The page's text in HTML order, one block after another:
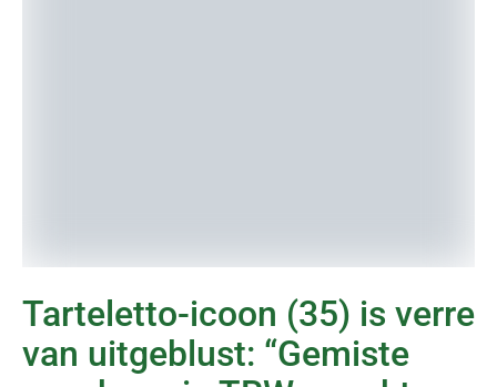
Tarteletto-icoon (35) is verre
van uitgeblust: “Gemiste